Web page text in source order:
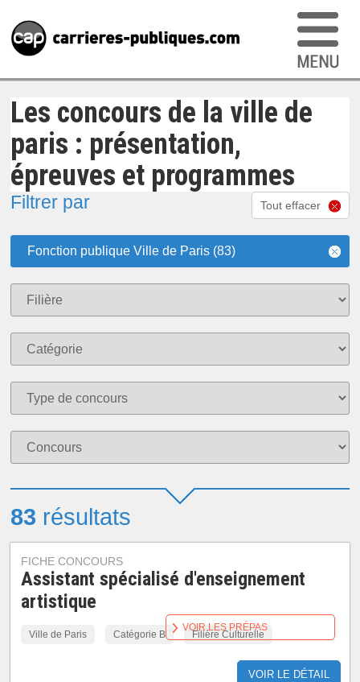
Les concours de la ville de
paris : présentation,
épreuves et programmes
Filtrer par Tout effacer
Fonction publique Ville de Paris (83)
83 résultats
FICHE CONCOURS
Assistant spécialisé d'enseignement
artistique
Ville de Paris Catégorie B Filière Culturelle
VOIR LE DÉTAIL
VOIR LES PRÉPAS